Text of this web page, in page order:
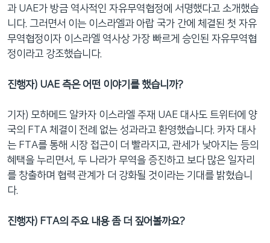
과 UAE가 방금 역사적인 자유무역협정에 서명했다고 소개했습
니다. 그러면서 이는 이스라엘과 아랍 국가 간에 체결된 첫 자유
무역협정이자 이스라엘 역사상 가장 빠르게 승인된 자유무역협
정이라고 강조했습니다.
진행자) UAE 측은 어떤 이야기를 했습니까?
기자) 모하메드 알카자 이스라엘 주재 UAE 대사도 트위터에 양
국의 FTA 체결이 전례 없는 성과라고 환영했습니다. 카자 대사
는 FTA를 통해 시장 접근이 더 빨라지고, 관세가 낮아지는 등의
혜택을 누리면서, 두 나라가 무역을 증진하고 보다 많은 일자리
를 창출하며 협력 관계가 더 강화될 것이라는 기대를 밝혔습니
다.
진행자) FTA의 주요 내용 좀 더 짚어볼까요?